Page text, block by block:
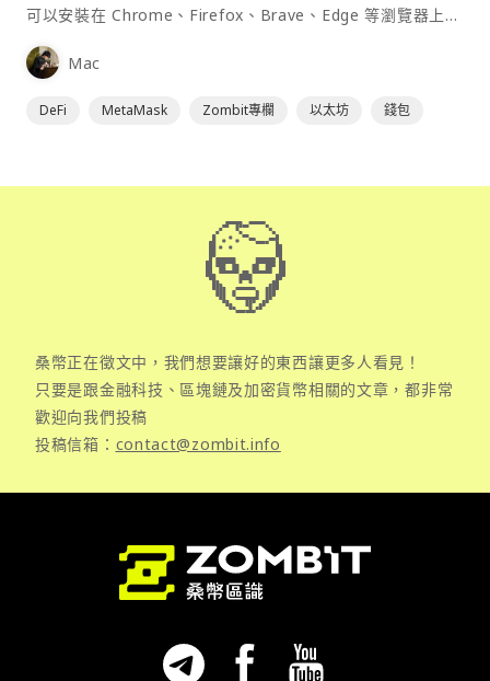
可以安裝在 Chrome、Firefox、Brave、Edge 等瀏覽器上作
為插件使用，具備許多功能且使用上非常方便。
Mac
DeFi MetaMask Zombit專欄 以太坊 錢包
桑幣正在徵文中，我們想要讓好的東西讓更多人看見！
只要是跟金融科技、區塊鏈及加密貨幣相關的文章，都非常
歡迎向我們投稿
投稿信箱： contact@zombit.info